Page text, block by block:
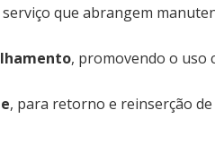
que abrangem
, promovendo o uso
, para retorno e reinserção